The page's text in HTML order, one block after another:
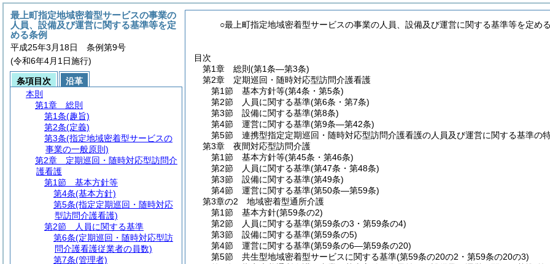
○最上町指定地域密着型サービスの事業の人員、設備及び運営に関する基準等を定め
目次
第1章
総則 (第1条―第3条)
第2章
定期巡回・随時対応型訪問介護看護
第1節
基本方針等(第4条・第5条)
第2節
人員に関する基準(第6条・第7条)
第3節
設備に関する基準(第8条)
第4節
運営に関する基準(第9条―第42条)
第5節
連携型指定定期巡回・随時対応型訪問介護看護の人員及び運営に関する基準の
第3章
夜間対応型訪問介護
第1節
基本方針等(第45条・第46条)
第2節
人員に関する基準(第47条・第48条)
第3節
設備に関する基準(第49条)
第4節
運営に関する基準(第50条―第59条)
第3章の2
地域密着型通所介護
第1節
基本方針(第59条の2)
第2節
人員に関する基準(第59条の3・第59条の4)
第3節
設備に関する基準(第59条の5)
第4節
運営に関する基準(第59条の6―第59条の20)
第5節
共生型地域密着型サービスに関する基準(第59条の20の2・第59条の20の3)
最上町指定地域密着型サービスの事業の
人員、設備及び運営に関する基準等を定
める条例
平成25年3月18日 条例第9号
(令和6年4月1日施行)
条項目次
沿革
本則
第1章
総則
第1条(趣旨)
第2条(定義)
第3条(指定地域密着型サービスの
事業の一般原則)
第2章
定期巡回・随時対応型訪問介
護看護
第1節
基本方針等
第4条(基本方針)
第5条(指定定期巡回・随時対応
型訪問介護看護)
第2節
人員に関する基準
第6条(定期巡回・随時対応型訪
問介護看護従業者の員数)
第7条(管理者)